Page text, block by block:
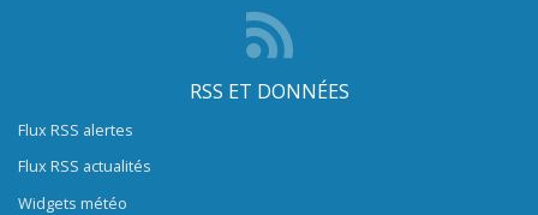
RSS ET DONNÉES
Flux RSS alertes
Flux RSS actualités
Widgets météo